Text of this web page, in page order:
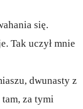
się.
Tak uczył mnie
dwunasty z
za tymi